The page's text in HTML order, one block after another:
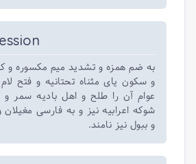
به ضم همزه و تشدید میم مکسوره و
و سکون یای مثناه تحتانیه و فتح
عوام آن را طلح و اهل بادیه سمر
شوکه اعرابیه نیز و به فارسی
و ببول نیز نامند.